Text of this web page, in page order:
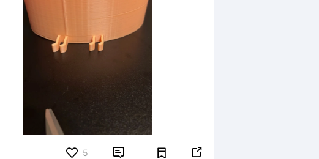
5  